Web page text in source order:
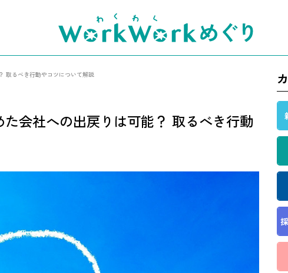
取るべき行動やコツについて解説
た会社への出戻りは可能？ 取るべき行動